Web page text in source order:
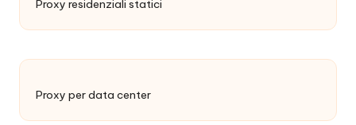
Proxy residenziali statici
Proxy per data center